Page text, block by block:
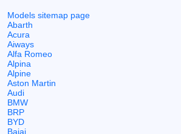
Models sitemap page
Abarth
Acura
Aiways
Alfa Romeo
Alpina
Alpine
Aston Martin
Audi
BMW
BRP
BYD
Bajaj